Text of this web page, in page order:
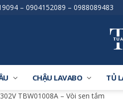
– 0904152089 – 0988089483
CHẬU LAVABO TỦ
TBW01008A – Vòi sen tắm